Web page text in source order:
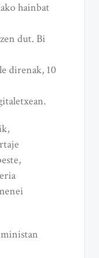
hainbat
dut. Bi
direnak, 10